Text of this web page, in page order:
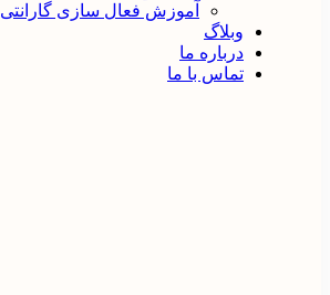
آموزش فعال سازی گارانتی
وبلاگ
درباره ما
تماس با ما